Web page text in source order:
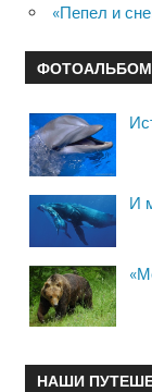
«Пепел и
И
НАШИ